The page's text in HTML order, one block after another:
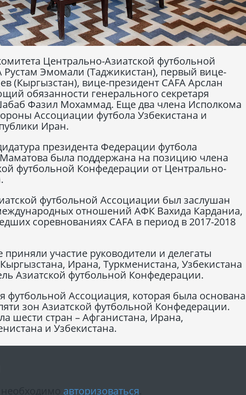
Центрально-Азиатской футбольной
Эмомали (Таджикистан), первый вице-
(Кыргызстан), вице-президент CAFA Арслан
обязанности генерального секретаря
Фазил Мохаммад. Еще два члена Исполкома
Ассоциации футбола Узбекистана и
Иран.
президента Федерации футбола
была поддержана на позицию члена
футбольной Конфедерации от Центрально-
футбольной Ассоциации был заслушан
отношений АФК Вахида Карданиа,
соревнованиях CAFA в период в 2017-2018
участие руководители и делегаты
Ирана, Туркменистана, Узбекистана
Азиатской футбольной Конфедерации.
футбольной Ассоциация, которая была основана
зон Азиатской футбольной Конфедерации.
шести стран – Афганистана, Ирана,
и Узбекистана.
авторизоваться